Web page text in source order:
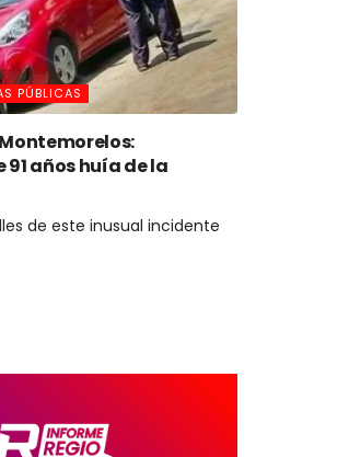
PÚBLICAS
años huía de la
de este inusual incidente